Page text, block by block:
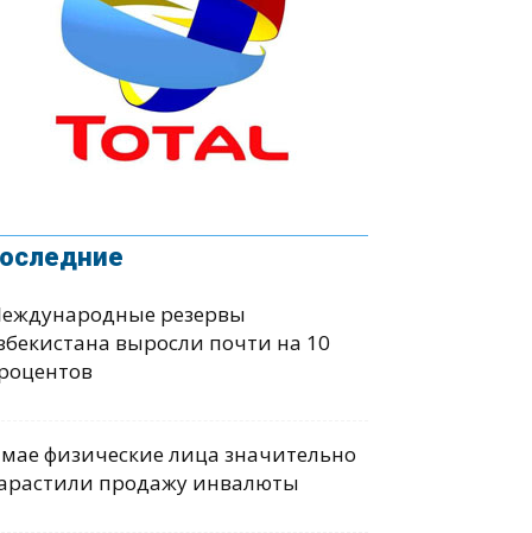
резервы
выросли почти на 10
физические лица значительно
продажу инвалюты